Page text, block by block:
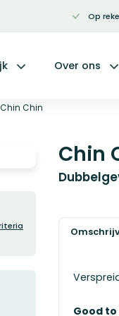
Op
Over ons
Chin Chin
Chin
Good